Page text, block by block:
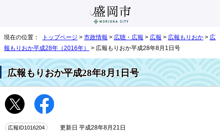
現在の位置： トップページ > 市政情報 > 広聴・広報 > 広報 > 広報もりおか > 広
報もりおか平成28年（2016年）
> 広報もりおか平成28年8月1日号
広報もりおか平成28年8月1日号
広報ID1016204 更新日 平成28年8月21日